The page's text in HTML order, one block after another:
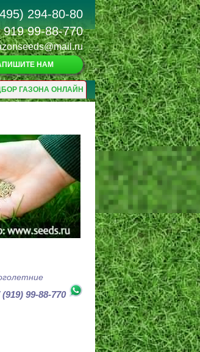
294-80-80
919 99-88-770
НАМ
ГАЗОНА ОНЛАЙН
99-88-770